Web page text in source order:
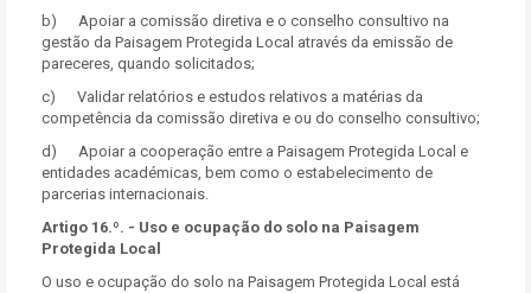
b) Apoiar a comissão diretiva e o conselho consultivo na
gestão da Paisagem Protegida Local através da emissão de
pareceres, quando solicitados;
c) Validar relatórios e estudos relativos a matérias da
competência da comissão diretiva e ou do conselho consultivo;
d) Apoiar a cooperação entre a Paisagem Protegida Local e
entidades académicas, bem como o estabelecimento de
parcerias internacionais.
Artigo 16.º. - Uso e ocupação do solo na Paisagem
Protegida Local
O uso e ocupação do solo na Paisagem Protegida Local está